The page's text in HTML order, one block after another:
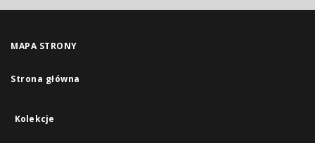
MAPA STRONY
Strona główna
Kolekcje